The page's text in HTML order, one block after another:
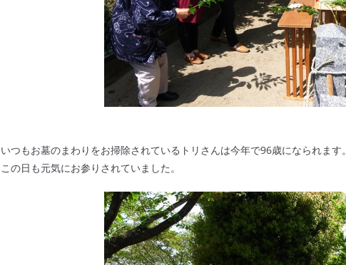
いつもお墓のまわりをお掃除されているトリさんは今年で96歳になられます。
この日も元気にお参りされていました。